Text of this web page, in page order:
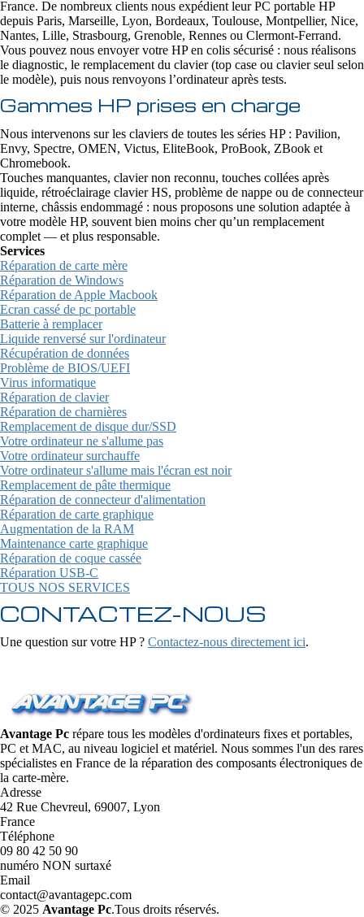
France. De nombreux clients nous expédient leur PC portable HP
depuis Paris, Marseille, Lyon, Bordeaux, Toulouse, Montpellier, Nice,
Nantes, Lille, Strasbourg, Grenoble, Rennes ou Clermont-Ferrand.
Vous pouvez nous envoyer votre HP en colis sécurisé : nous réalisons
le diagnostic, le remplacement du clavier (top case ou clavier seul selon
le modèle), puis nous renvoyons l’ordinateur après tests.
Gammes HP prises en charge
Nous intervenons sur les claviers de toutes les séries HP : Pavilion,
Envy, Spectre, OMEN, Victus, EliteBook, ProBook, ZBook et
Chromebook.
Touches manquantes, clavier non reconnu, touches collées après
liquide, rétroéclairage clavier HS, problème de nappe ou de connecteur
interne, châssis endommagé : nous proposons une solution adaptée à
votre modèle HP, souvent bien moins cher qu’un remplacement
complet — et plus responsable.
Services
Réparation de carte mère
Réparation de Windows
Réparation de Apple Macbook
Ecran cassé de pc portable
Batterie à remplacer
Liquide renversé sur l'ordinateur
Récupération de données
Problème de BIOS/UEFI
Virus informatique
Réparation de clavier
Réparation de charnières
Remplacement de disque dur/SSD
Votre ordinateur ne s'allume pas
Votre ordinateur surchauffe
Votre ordinateur s'allume mais l'écran est noir
Remplacement de pâte thermique
Réparation de connecteur d'alimentation
Réparation de carte graphique
Augmentation de la RAM
Maintenance carte graphique
Réparation de coque cassée
Réparation USB-C
TOUS NOS SERVICES
CONTACTEZ-NOUS
Une question sur votre HP ? Contactez-nous directement ici.
Avantage Pc répare tous les modèles d'ordinateurs fixes et portables,
PC et MAC, au niveau logiciel et matériel. Nous sommes l'un des rares
spécialistes en France de la réparation des composants électroniques de
la carte-mère.
Adresse
42 Rue Chevreul, 69007, Lyon
France
Téléphone
09 80 42 50 90
numéro NON surtaxé
Email
contact@avantagepc.com
© 2025 Avantage Pc.Tous droits réservés.